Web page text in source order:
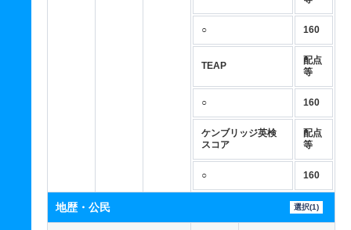
○ 160
TEAP
配点
等
○ 160
ケンブリッジ英検
スコア
配点
等
○ 160
地歴・公民 選択(1)